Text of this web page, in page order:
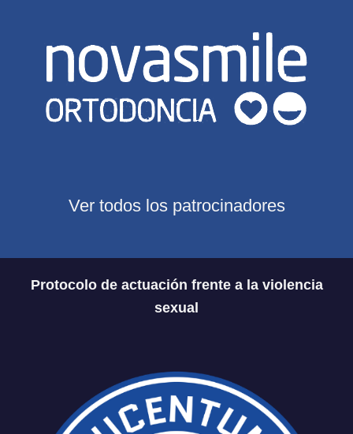
Ver todos los patrocinadores
Protocolo de actuación frente a la violencia
sexual